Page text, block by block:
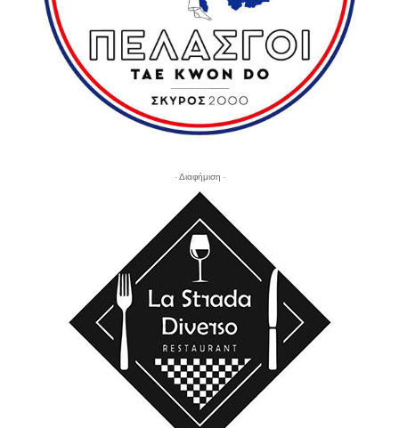
- Διαφήμιση -